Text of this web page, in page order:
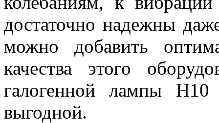
достаточно надежны
можно добавить
качества этого
галогенной лампы H10
выгодной.